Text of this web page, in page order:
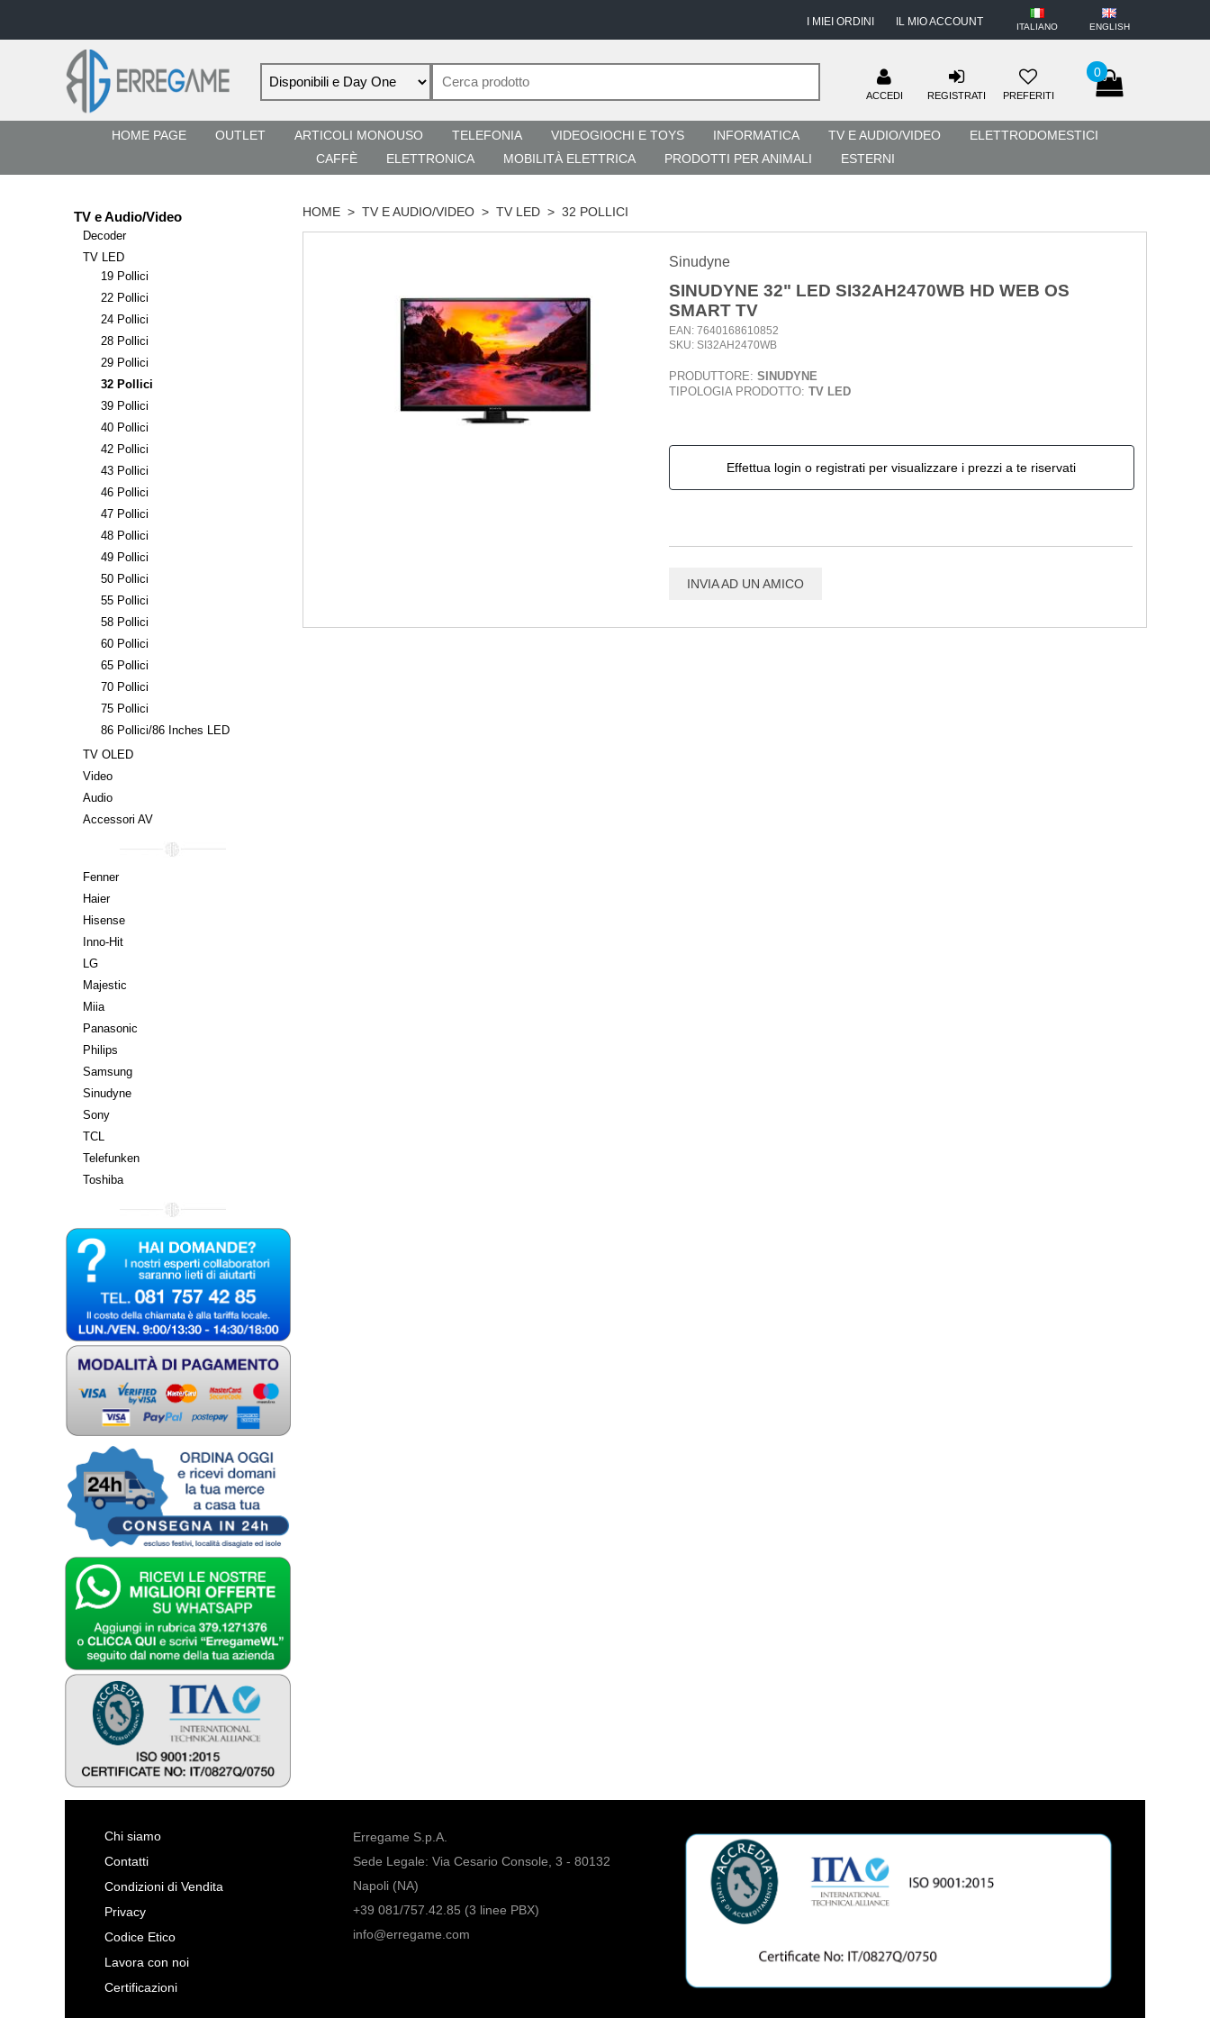
ITALIANO ENGLISH
IL MIO ACCOUNT
I MIEI ORDINI
0
PREFERITI
REGISTRATI
ACCEDI
HOME PAGE OUTLET ARTICOLI MONOUSO TELEFONIA VIDEOGIOCHI E TOYS INFORMATICA TV E AUDIO/VIDEO
ELETTRODOMESTICI
CAFFÈ
ELETTRONICA MOBILITÀ ELETTRICA PRODOTTI PER ANIMALI ESTERNI
TV e Audio/Video
Decoder
TV LED
19 Pollici
22 Pollici
24 Pollici
28 Pollici
29 Pollici
32 Pollici
39 Pollici
40 Pollici
42 Pollici
43 Pollici
46 Pollici
47 Pollici
48 Pollici
49 Pollici
50 Pollici
55 Pollici
58 Pollici
60 Pollici
65 Pollici
70 Pollici
75 Pollici
86 Pollici/86 Inches LED
TV OLED
Video
Audio
Accessori AV
Fenner
Haier
Hisense
Inno-Hit
LG
Majestic
Miia
Panasonic
Philips
Samsung
Sinudyne
Sony
TCL
Telefunken
Toshiba
HOME > TV E AUDIO/VIDEO > TV LED > 32 POLLICI
Sinudyne
SINUDYNE 32" LED SI32AH2470WB HD WEB OS
SMART TV
EAN: 7640168610852
SKU: SI32AH2470WB
PRODUTTORE: SINUDYNE
TIPOLOGIA PRODOTTO: TV LED
Effettua login o registrati per visualizzare i prezzi a te riservati
INVIA AD UN AMICO
Chi siamo
Contatti
Condizioni di Vendita
Privacy
Codice Etico
Lavora con noi
Certificazioni
Erregame S.p.A.
Sede Legale: Via Cesario Console, 3 - 80132
Napoli (NA)
+39 081/757.42.85 (3 linee PBX)
info@erregame.com